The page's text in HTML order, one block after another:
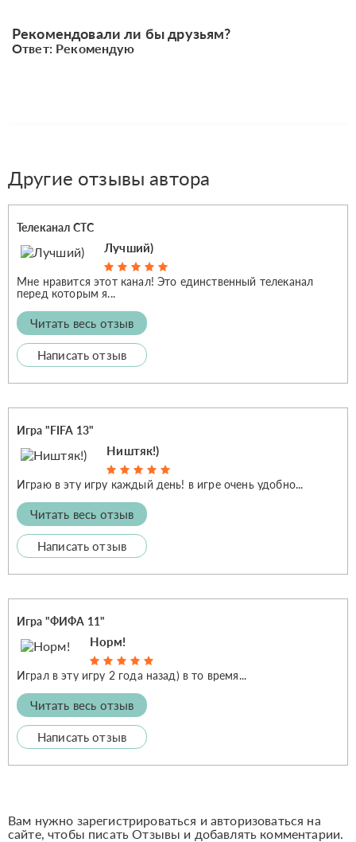
Рекомендовали ли бы друзьям?
Ответ: Рекомендую
Другие отзывы автора
Телеканал СТС
Лучший)
Мне нравится этот канал! Это единственный телеканал
перед которым я...
Читать весь отзыв
Написать отзыв
Игра "FIFA 13"
Ништяк!)
Играю в эту игру каждый день! в игре очень удобно...
Читать весь отзыв
Написать отзыв
Игра "ФИФА 11"
Норм!
Играл в эту игру 2 года назад) в то время...
Читать весь отзыв
Написать отзыв
Вам нужно зарегистрироваться и авторизоваться на
сайте, чтобы писать Отзывы и добавлять комментарии.